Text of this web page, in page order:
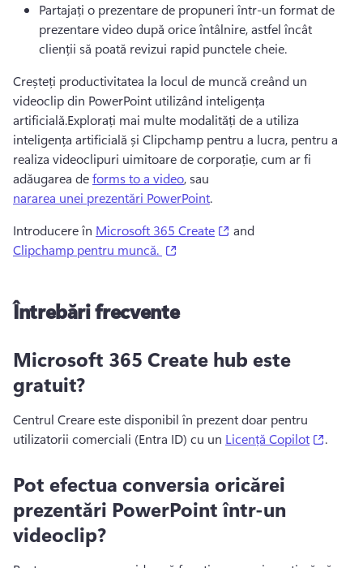
Partajați o prezentare de propuneri într-un format de
prezentare video după orice întâlnire, astfel încât
clienții să poată revizui rapid punctele cheie.
Creșteți productivitatea la locul de muncă creând un
videoclip din PowerPoint utilizând inteligența
artificială.Explorați mai multe modalități de a utiliza
inteligența artificială și Clipchamp pentru a lucra, pentru a
realiza videoclipuri uimitoare de corporație, cum ar fi
adăugarea de forms to a video, sau
nararea unei prezentări PowerPoint.
Introducere în Microsoft 365 Create (opens in a new tab)
and
Clipchamp pentru muncă.
Întrebări frecvente
Microsoft 365 Create hub este
gratuit?
Centrul Creare este disponibil în prezent doar pentru
utilizatorii comerciali (Entra ID) cu un Licență Copilot .
Pot efectua conversia oricărei
prezentări PowerPoint într-un
videoclip?